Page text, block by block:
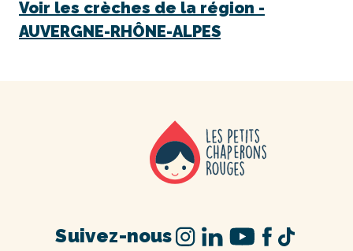
Voir les crèches de la région -
AUVERGNE-RHÔNE-ALPES
Suivez-nous